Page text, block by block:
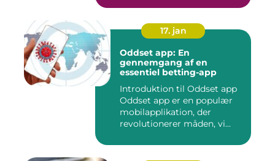
17. jan
Oddset app: En
gennemgang af en
essentiel betting-app
Introduktion til Oddset app
Oddset app er en populær
mobilapplikation, der
revolutionerer måden, vi...